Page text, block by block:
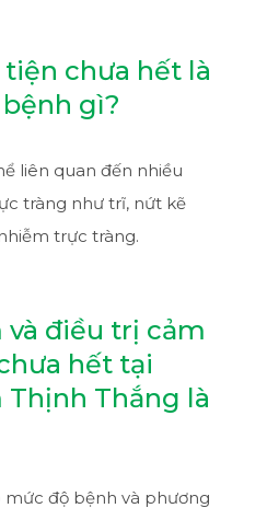
chưa hết là
gì?
liên quan đến nhiều
tràng như trĩ, nứt kẽ
trực tràng.
điều trị cảm
hết tại
Thắng là
mức độ bệnh và phương